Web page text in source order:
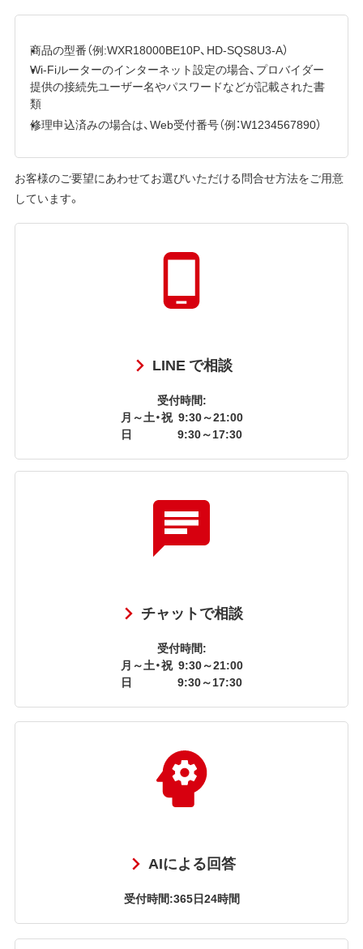
商品の型番（例:WXR18000BE10P、HD-SQS8U3-A）
Wi-Fiルーターのインターネット設定の場合、プロバイダー
提供の接続先ユーザー名やパスワードなどが記載された書
類
修理申込済みの場合は、Web受付番号（例：W1234567890）
お客様のご要望にあわせてお選びいただける問合せ方法をご用意
しています。
LINE で相談
受付時間:
月～土・祝 9:30～21:00
日
9:30～17:30
チャットで相談
受付時間:
月～土・祝 9:30～21:00
日
9:30～17:30
AIによる回答
受付時間:365日24時間